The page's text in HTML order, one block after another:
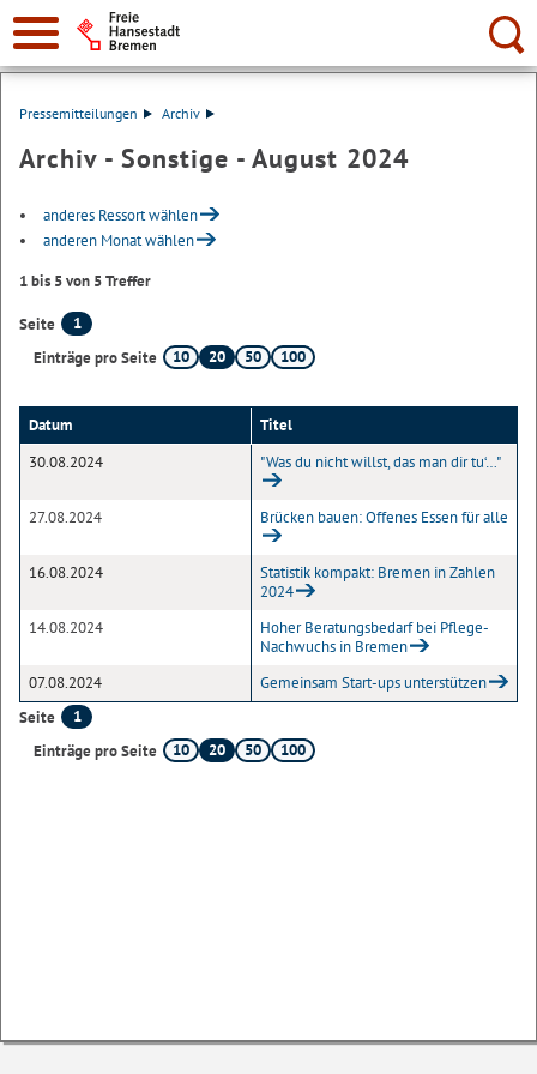
Suche:
Pressemitteilungen Archiv
Archiv - Sonstige - August 2024
anderes Ressort wählen
anderen Monat wählen
1 bis 5 von 5 Treffer
Seite
1
Einträge pro Seite
10 20 50 100
Datum
Titel
30.08.2024
"Was du nicht willst, das man dir tu‘…"
27.08.2024 Brücken bauen: Offenes Essen für alle
16.08.2024
Statistik kompakt: Bremen in Zahlen
2024
14.08.2024
Hoher Beratungsbedarf bei Pflege-
Nachwuchs in Bremen
07.08.2024
Gemeinsam Start-ups unterstützen
Seite
1
Einträge pro Seite
10 20 50 100